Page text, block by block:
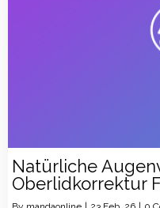
Natürliche
Oberlidkorrektur